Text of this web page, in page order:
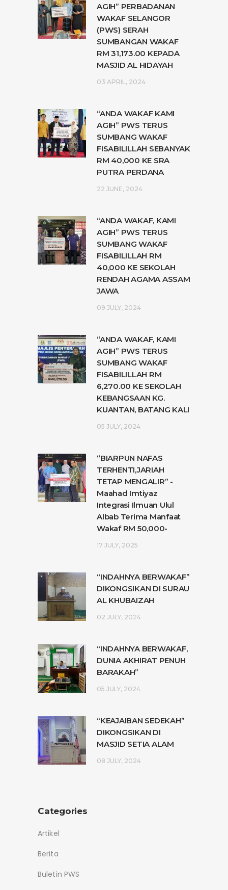
AGIH” PERBADANAN
WAKAF SELANGOR
(PWS) SERAH
SUMBANGAN WAKAF
RM 31,173.00 KEPADA
MASJID AL HIDAYAH
03 APRIL, 2024
“ANDA WAKAF KAMI
AGIH” PWS TERUS
SUMBANG WAKAF
FISABILILLAH SEBANYAK
RM 40,000 KE SRA
PUTRA PERDANA
22 JUNE, 2024
“ANDA WAKAF, KAMI
AGIH” PWS TERUS
SUMBANG WAKAF
FISABILILLAH RM
40,000 KE SEKOLAH
RENDAH AGAMA ASSAM
JAWA
09 JULY, 2024
“ANDA WAKAF, KAMI
AGIH” PWS TERUS
SUMBANG WAKAF
FISABILILLAH RM
6,270.00 KE SEKOLAH
KEBANGSAAN KG.
KUANTAN, BATANG KALI
05 JULY, 2024
“BIARPUN NAFAS
TERHENTI,JARIAH
TETAP MENGALIR” -
Maahad Imtiyaz
Integrasi Ilmuan Ulul
Albab Terima Manfaat
Wakaf RM 50,000-
17 JULY, 2025
“INDAHNYA BERWAKAF”
DIKONGSIKAN DI SURAU
AL KHUBAIZAH
02 JULY, 2024
“INDAHNYA BERWAKAF,
DUNIA AKHIRAT PENUH
BARAKAH”
05 JULY, 2024
“KEAJAIBAN SEDEKAH”
DIKONGSIKAN DI
MASJID SETIA ALAM
08 JULY, 2024
Categories
Artikel
Berita
Buletin PWS